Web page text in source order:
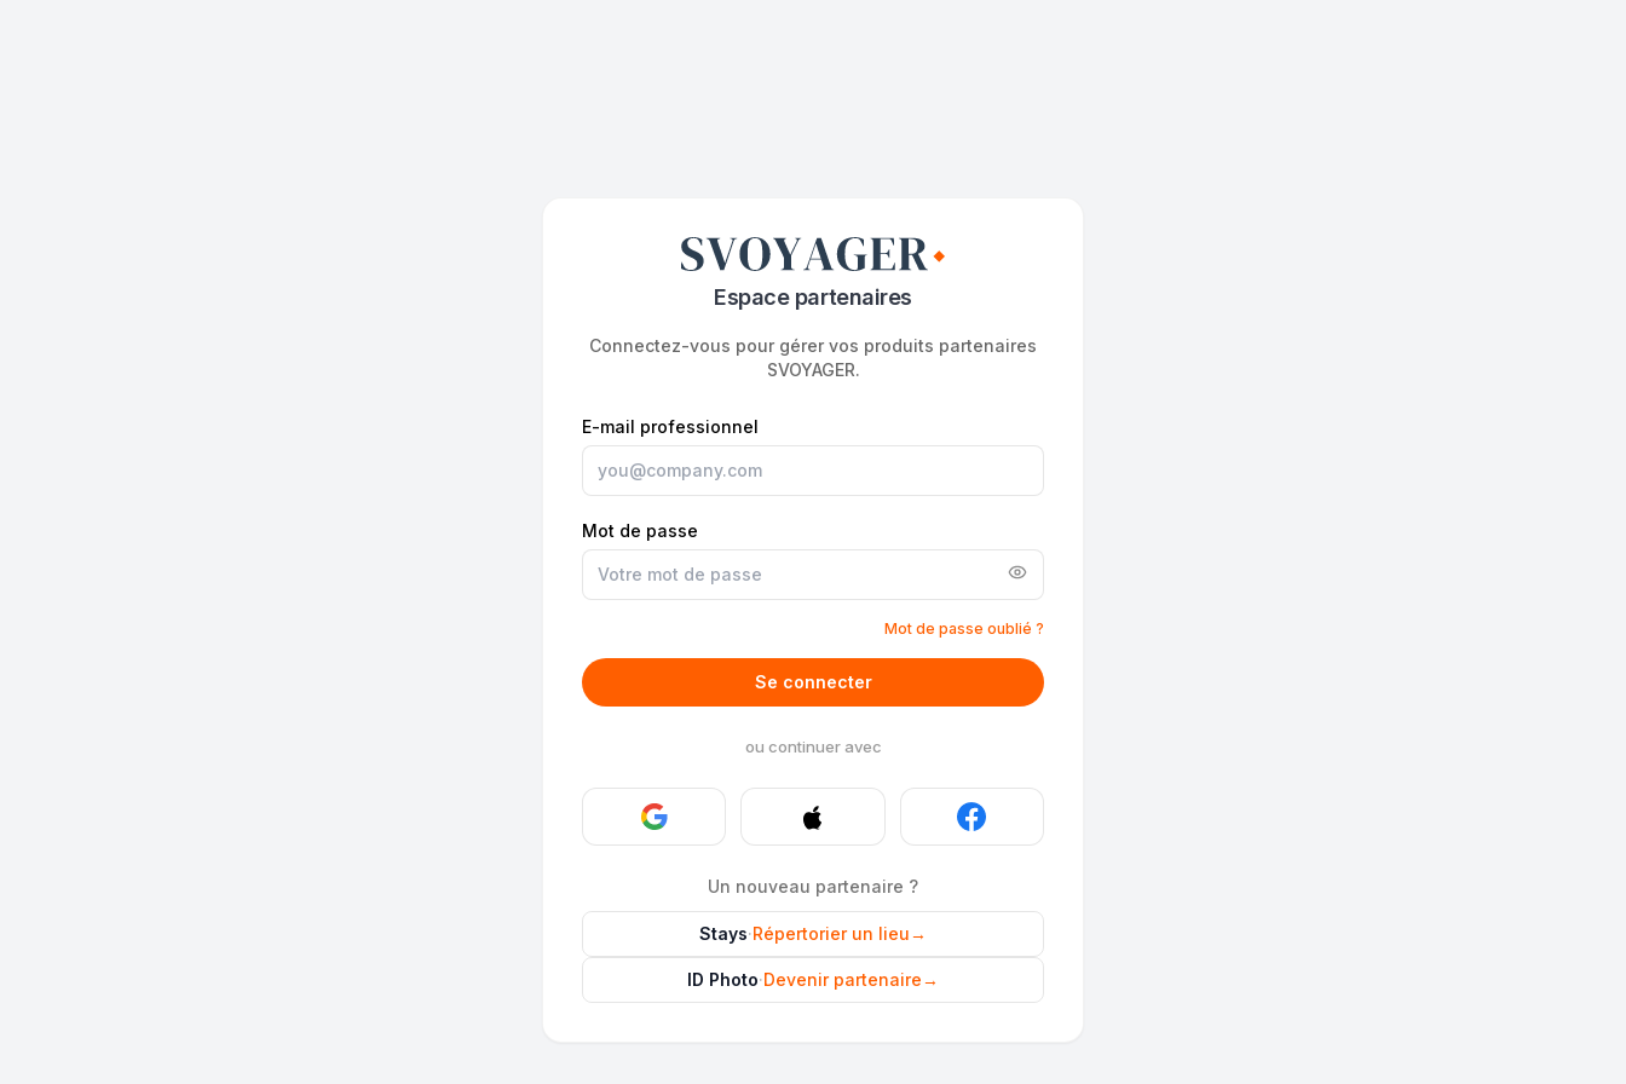
Espace partenaires
Connectez-vous pour gérer vos produits partenaires
SVOYAGER.
E-mail professionnel
Mot de passe
Mot de passe oublié ?
Se connecter
ou continuer avec
Un nouveau partenaire ?
Stays·Répertorier un lieu→
ID Photo·Devenir partenaire→